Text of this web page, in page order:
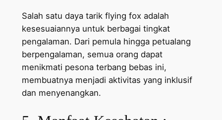
Salah satu daya tarik flying fox adalah
kesesuaiannya untuk berbagai tingkat
pengalaman. Dari pemula hingga petualang
berpengalaman, semua orang dapat
menikmati pesona terbang bebas ini,
membuatnya menjadi aktivitas yang inklusif
dan menyenangkan.